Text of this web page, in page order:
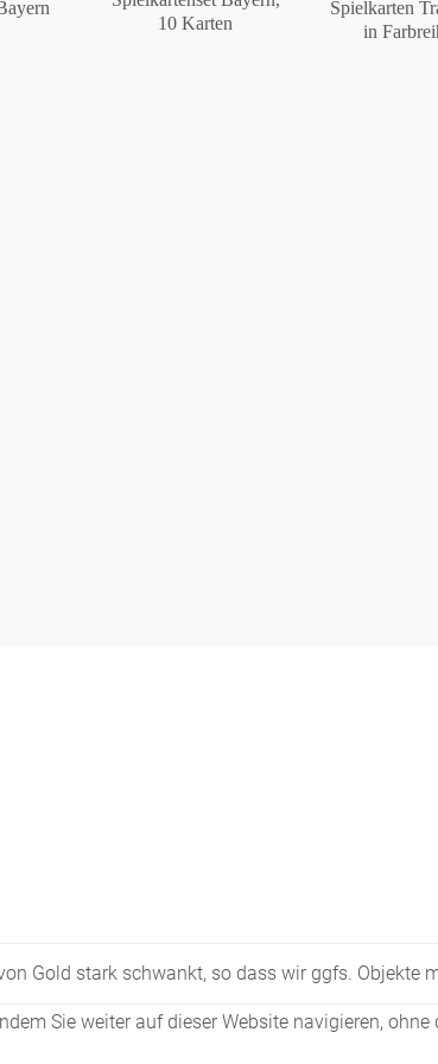
10 Karten
Spielkarten
in
Sie weiter auf dieser Website navigieren,
Gold stark schwankt, so dass wir ggfs.